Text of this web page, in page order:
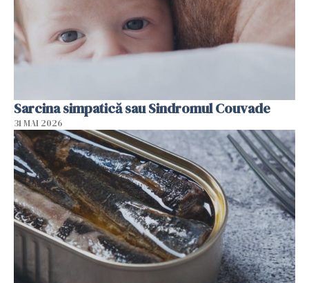
Sarcina simpatică sau Sindromul Couvade
31 MAI 2026